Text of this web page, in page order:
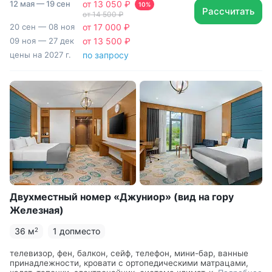
Фитнес-центр с итальянскими тренажерами
Technogym. Занятия ЛФК, аквааэробика, пилатес,
бачата, сальса
зона с письменным столом и удобным стулом, Туалетный
столик, Душевая кабина, Гигиенический душ, Гостиничная
парфюмерия, раскладной диван в DBL или раскладное
12 мая — 19 сен
от 13 050 ₽ 10%
от 14 500 ₽
20 сен — 08 ноя от 17 000 ₽
09 ноя — 27 дек от 13 500 ₽
цены на 2027 г. по запросу
Рассчитать
Двухместный номер «Джуниор» (вид на гору
Железная)
36 м2 1 допместо
телевизор, фен, балкон, сейф, телефон, мини-бар, ванные
принадлежности, кровати с ортопедическими матрацами,